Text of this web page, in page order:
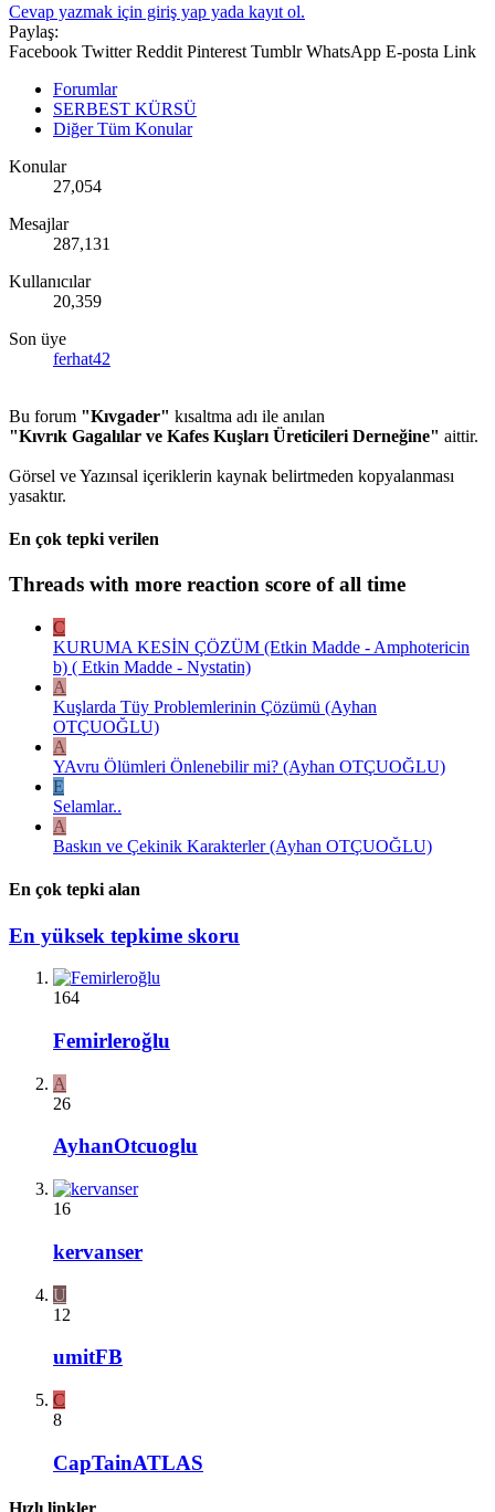
Cevap yazmak için giriş yap yada kayıt ol.
Paylaş:
Facebook Twitter Reddit Pinterest Tumblr WhatsApp E-posta Link
Forumlar
SERBEST KÜRSÜ
Diğer Tüm Konular
Konular
27,054
Mesajlar
287,131
Kullanıcılar
20,359
Son üye
ferhat42
Bu forum "Kıvgader" kısaltma adı ile anılan
"Kıvrık Gagalılar ve Kafes Kuşları Üreticileri Derneğine" aittir.
Görsel ve Yazınsal içeriklerin kaynak belirtmeden kopyalanması
yasaktır.
En çok tepki verilen
Threads with more reaction score of all time
C
KURUMA KESİN ÇÖZÜM (Etkin Madde - Amphotericin
b) ( Etkin Madde - Nystatin)
A
Kuşlarda Tüy Problemlerinin Çözümü (Ayhan
OTÇUOĞLU)
A
YAvru Ölümleri Önlenebilir mi? (Ayhan OTÇUOĞLU)
E
Selamlar..
A
Baskın ve Çekinik Karakterler (Ayhan OTÇUOĞLU)
En çok tepki alan
En yüksek tepkime skoru
164
Femirleroğlu
A
26
AyhanOtcuoglu
16
kervanser
U
12
umitFB
C
8
CapTainATLAS
Hızlı linkler